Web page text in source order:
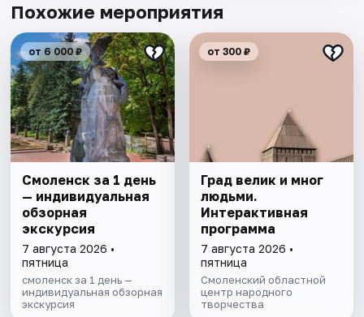
Похожие мероприятия
от 6 000 ₽
Смоленск за 1 день
— индивидуальная
обзорная
экскурсия
7 августа 2026 •
пятница
смоленск за 1 день —
индивидуальная обзорная
экскурсия
от 300 ₽
Град велик и мног
людьми.
Интерактивная
программа
7 августа 2026 •
пятница
Смоленский областной
центр народного
творчества